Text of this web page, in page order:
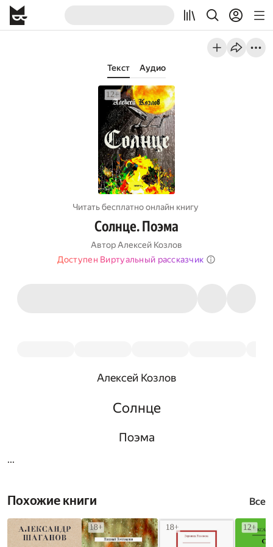
Текст Аудио
Читать бесплатно онлайн книгу
Солнце. Поэма
АвторАлексей Козлов
Доступен Виртуальный рассказчик
Алексей Козлов
Солнце
Поэма
...
Похожие книги Все